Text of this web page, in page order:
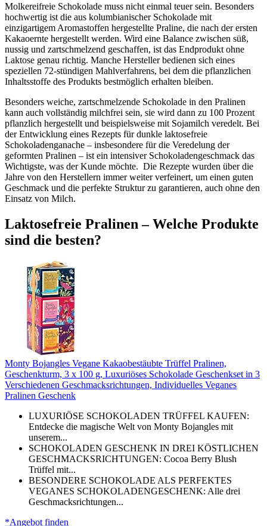
Molkereifreie Schokolade muss nicht einmal teuer sein. Besonders
hochwertig ist die aus kolumbianischer Schokolade mit
einzigartigem Aromastoffen hergestellte Praline, die nach der ersten
Kakaoernte hergestellt werden. Wird eine Balance zwischen süß,
nussig und zartschmelzend geschaffen, ist das Endprodukt ohne
Laktose genau richtig. Manche Hersteller bedienen sich eines
speziellen 72-stündigen Mahlverfahrens, bei dem die pflanzlichen
Inhaltsstoffe des Produkts bestmöglich erhalten bleiben.
Besonders weiche, zartschmelzende Schokolade in den Pralinen
kann auch vollständig milchfrei sein, sie wird dann zu 100 Prozent
pflanzlich hergestellt und beispielsweise mit Sojamilch veredelt. Bei
der Entwicklung eines Rezepts für dunkle laktosefreie
Schokoladenganache – insbesondere für die Veredelung der
geformten Pralinen – ist ein intensiver Schokoladengeschmack das
Wichtigste, was der Kunde möchte. Die Rezepte wurden über die
Jahre von den Herstellern immer weiter verfeinert, um einen guten
Geschmack und die perfekte Struktur zu garantieren, auch ohne den
Einsatz von Milch.
Laktosefreie Pralinen – Welche Produkte
sind die besten?
Monty Bojangles Vegane Kakaobestäubte Trüffel Pralinen,
Geschenkturm, 3 x 100 g, Luxuriöses Schokolade Geschenkset in 3
Verschiedenen Geschmacksrichtungen, Individuelles Veganes
Pralinen Geschenk
LUXURIÖSE SCHOKOLADEN TRÜFFEL KAUFEN:
Entdecke die magische Welt von Monty Bojangles mit
unserem...
SCHOKOLADEN GESCHENK IN DREI KÖSTLICHEN
GESCHMACKSRICHTUNGEN: Cocoa Berry Blush
Trüffel mit...
BESONDERE SCHOKOLADE ALS PERFEKTES
VEGANES SCHOKOLADENGESCHENK: Alle drei
Geschmacksrichtungen...
*Angebot finden